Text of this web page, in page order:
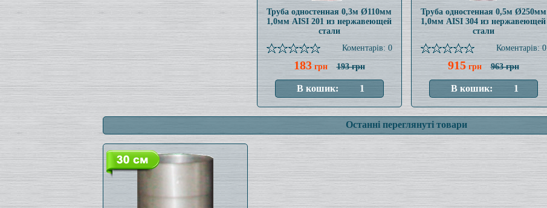
Труба одностенная 0,3м Ø110мм
1,0мм AISI 201 из нержавеющей
стали
Коментарів: 0
183грн 193 грн
Труба одностенная 0,5м Ø250мм
1,0мм AISI 304 из нержавеющей
стали
Коментарів: 0
915грн 963 грн
Останні переглянуті товари